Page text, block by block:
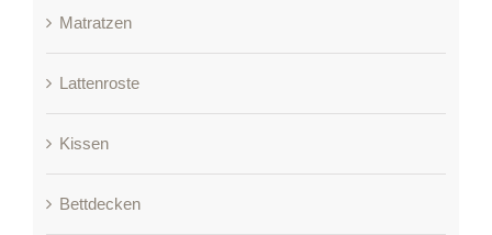
Matratzen
Lattenroste
Kissen
Bettdecken